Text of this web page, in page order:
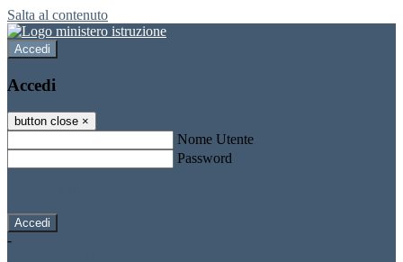
Salta al contenuto
Accedi
Accedi
button close ×
Nome Utente
Password
-